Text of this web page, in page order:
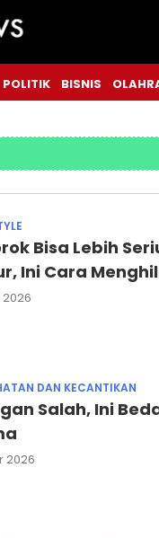
POLITIK BISNIS
Bisa Lebih
Ini Cara
2026
DAN KECANTIKAN
Salah, Ini
2026